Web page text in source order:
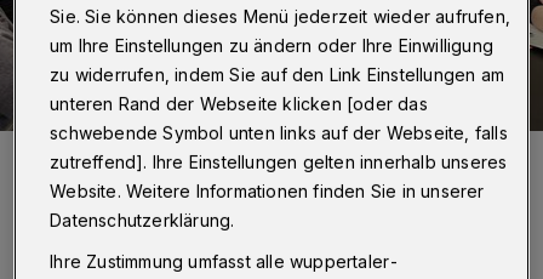
Die Teilnehmerinnen bei der Arbeit.
Foto: Kompetenzzentrum Frau und Beruf Bergisches Städtedreieck
Sie. Sie können dieses Menü jederzeit wieder aufrufen,
um Ihre Einstellungen zu ändern oder Ihre Einwilligung
zu widerrufen, indem Sie auf den Link Einstellungen am
unteren Rand der Webseite klicken [oder das
schwebende Symbol unten links auf der Webseite, falls
zutreffend]. Ihre Einstellungen gelten innerhalb unseres
Website. Weitere Informationen finden Sie in unserer
Datenschutzerklärung.
Ihre Zustimmung umfasst alle wuppertaler-